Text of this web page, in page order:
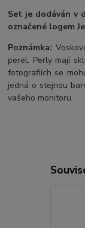
Set je dodáván v
označené logem
Poznámka:
perel. Perly mají
fotografiích se
jedná o stejnou
vašeho monitoru.